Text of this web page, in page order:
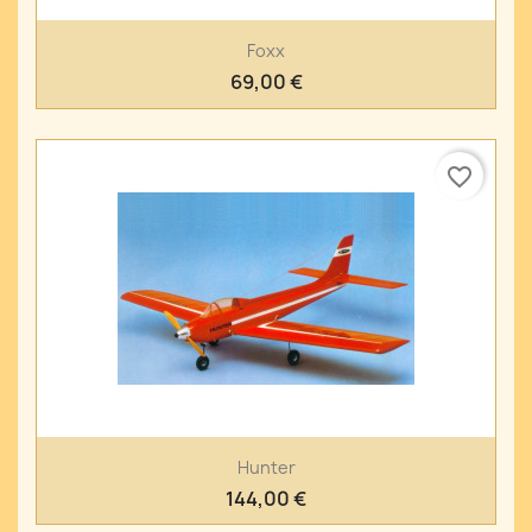
Foxx
69,00 €
Hunter
144,00 €
favorite_border